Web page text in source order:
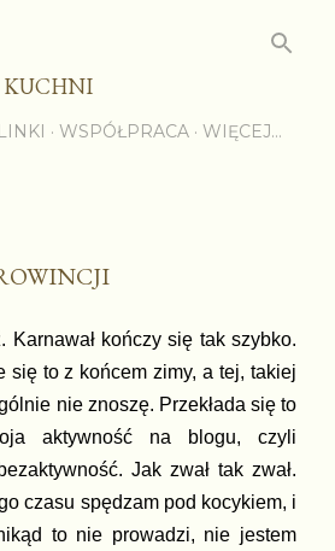
KUCHNI
LINKI WSPÓŁPRACA WIĘCEJ…
Karnawał kończy się tak szybko.
się to z końcem zimy, a tej, takiej
nie znoszę. Przekłada się to
aktywność na blogu, czyli
Jak zwał tak zwał.
czasu spędzam pod kocykiem, i
to nie prowadzi, nie jestem